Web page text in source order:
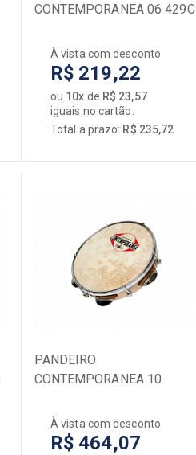
CONTEMPORANEA 06 429C
À vista com desconto
R$ 219,22
ou 10x de R$ 23,57
iguais no cartão.
Total a prazo: R$ 235,72
PANDEIRO
CONTEMPORANEA 10
NATURAL VERNIZ PELE
COURO
À vista com desconto
R$ 464,07